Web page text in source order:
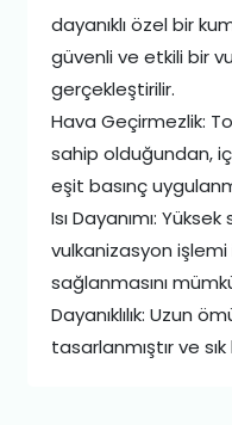
dayanıklı özel bir
güvenli ve etkili bir
gerçekleştirilir.
Hava Geçirmezlik:
sahip olduğundan,
eşit basınç
Isı Dayanımı: Yüksek
vulkanizasyon işlemi
sağlanmasını
Dayanıklılık: Uzun
tasarlanmıştır ve sık